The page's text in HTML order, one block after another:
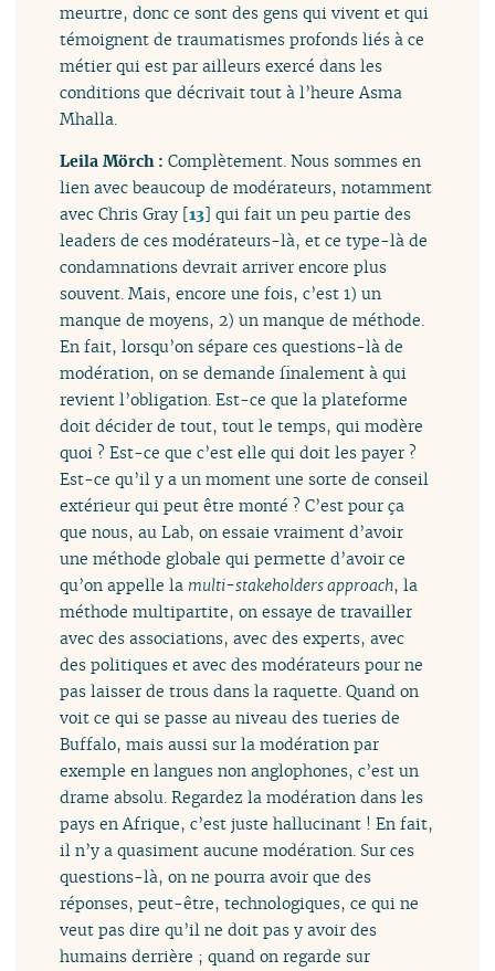
meurtre, donc ce sont des gens qui vivent et qui
témoignent de traumatismes profonds liés à ce
métier qui est par ailleurs exercé dans les
conditions que décrivait tout à l’heure Asma
Mhalla.
Leila Mörch :Complètement. Nous sommes en
lien avec beaucoup de modérateurs, notamment
avec Chris Gray [13] qui fait un peu partie des
leaders de ces modérateurs-là, et ce type-là de
condamnations devrait arriver encore plus
souvent. Mais, encore une fois, c’est 1) un
manque de moyens, 2) un manque de méthode.
En fait, lorsqu’on sépare ces questions-là de
modération, on se demande finalement à qui
revient l’obligation. Est-ce que la plateforme
doit décider de tout, tout le temps, qui modère
quoi ? Est-ce que c’est elle qui doit les payer ?
Est-ce qu’il y a un moment une sorte de conseil
extérieur qui peut être monté ? C’est pour ça
que nous, au Lab, on essaie vraiment d’avoir
une méthode globale qui permette d’avoir ce
qu’on appelle la multi-stakeholders approach, la
méthode multipartite, on essaye de travailler
avec des associations, avec des experts, avec
des politiques et avec des modérateurs pour ne
pas laisser de trous dans la raquette. Quand on
voit ce qui se passe au niveau des tueries de
Buffalo, mais aussi sur la modération par
exemple en langues non anglophones, c’est un
drame absolu. Regardez la modération dans les
pays en Afrique, c’est juste hallucinant ! En fait,
il n’y a quasiment aucune modération. Sur ces
questions-là, on ne pourra avoir que des
réponses, peut-être, technologiques, ce qui ne
veut pas dire qu’il ne doit pas y avoir des
humains derrière ; quand on regarde sur